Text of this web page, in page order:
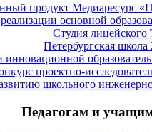
продукт Медиаресурс
основной
Студия лицейского
Петербургская школа
инновационной
проектно-
школьного
Педагогам и